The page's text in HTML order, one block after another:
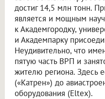
достиг 14,5 млн тонн.
является и мощным
к Академгородку,
и Академпарку
Неудивительно, что
пятую часть ВРП и
жителю региона. Здесь
(«Катрен») до
оборудования (Eltex).